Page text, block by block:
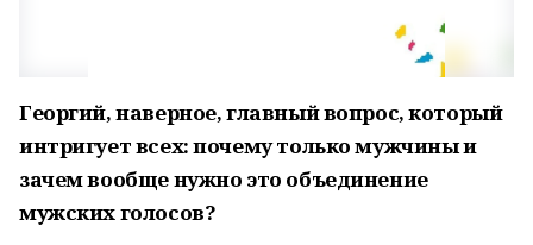
Георгий, наверное, главный вопрос, который
интригует всех: почему только мужчины и
зачем вообще нужно это объединение
мужских голосов?